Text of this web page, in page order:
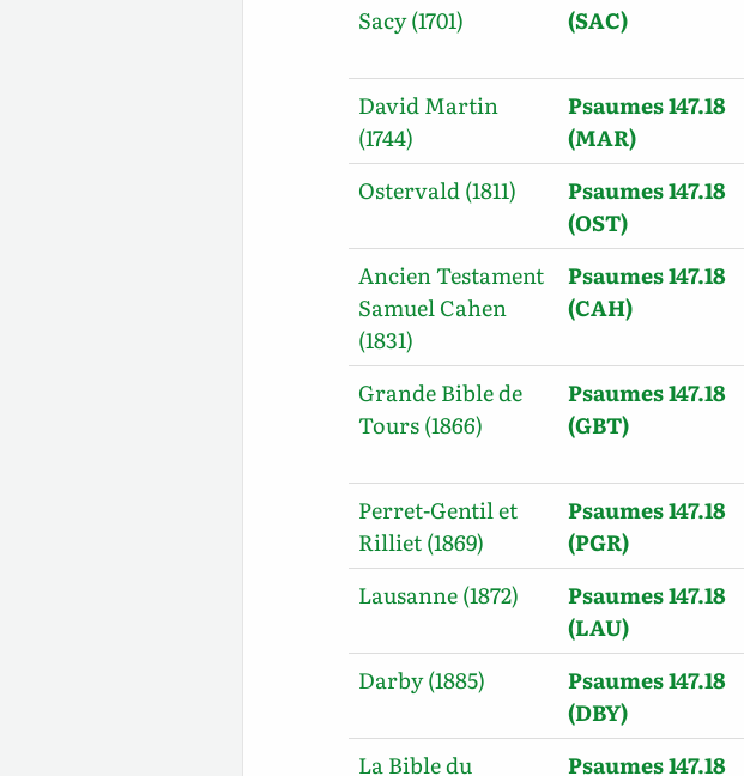
Sacy (1701)
(SAC)
David Martin
(1744)
Psaumes 147.18
(MAR)
Ostervald (1811)
Psaumes 147.18
(OST)
Ancien Testament
Samuel Cahen
(1831)
Psaumes 147.18
(CAH)
Grande Bible de
Tours (1866)
Psaumes 147.18
(GBT)
Perret-Gentil et
Rilliet (1869)
Psaumes 147.18
(PGR)
Lausanne (1872)
Psaumes 147.18
(LAU)
Darby (1885)
Psaumes 147.18
(DBY)
La Bible du
Psaumes 147.18